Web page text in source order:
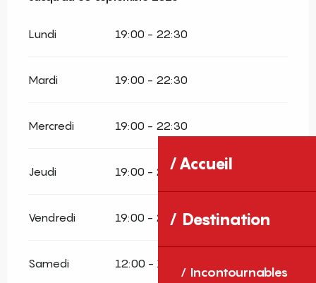
Accueil
Destination
Incontournables
Lundi 19:00 - 22:30
Mardi 19:00 - 22:30
Mercredi 19:00 - 22:30
Jeudi 19:00 - 22:30
Vendredi 19:00 - 22:30
Samedi 12:00 - 15:00